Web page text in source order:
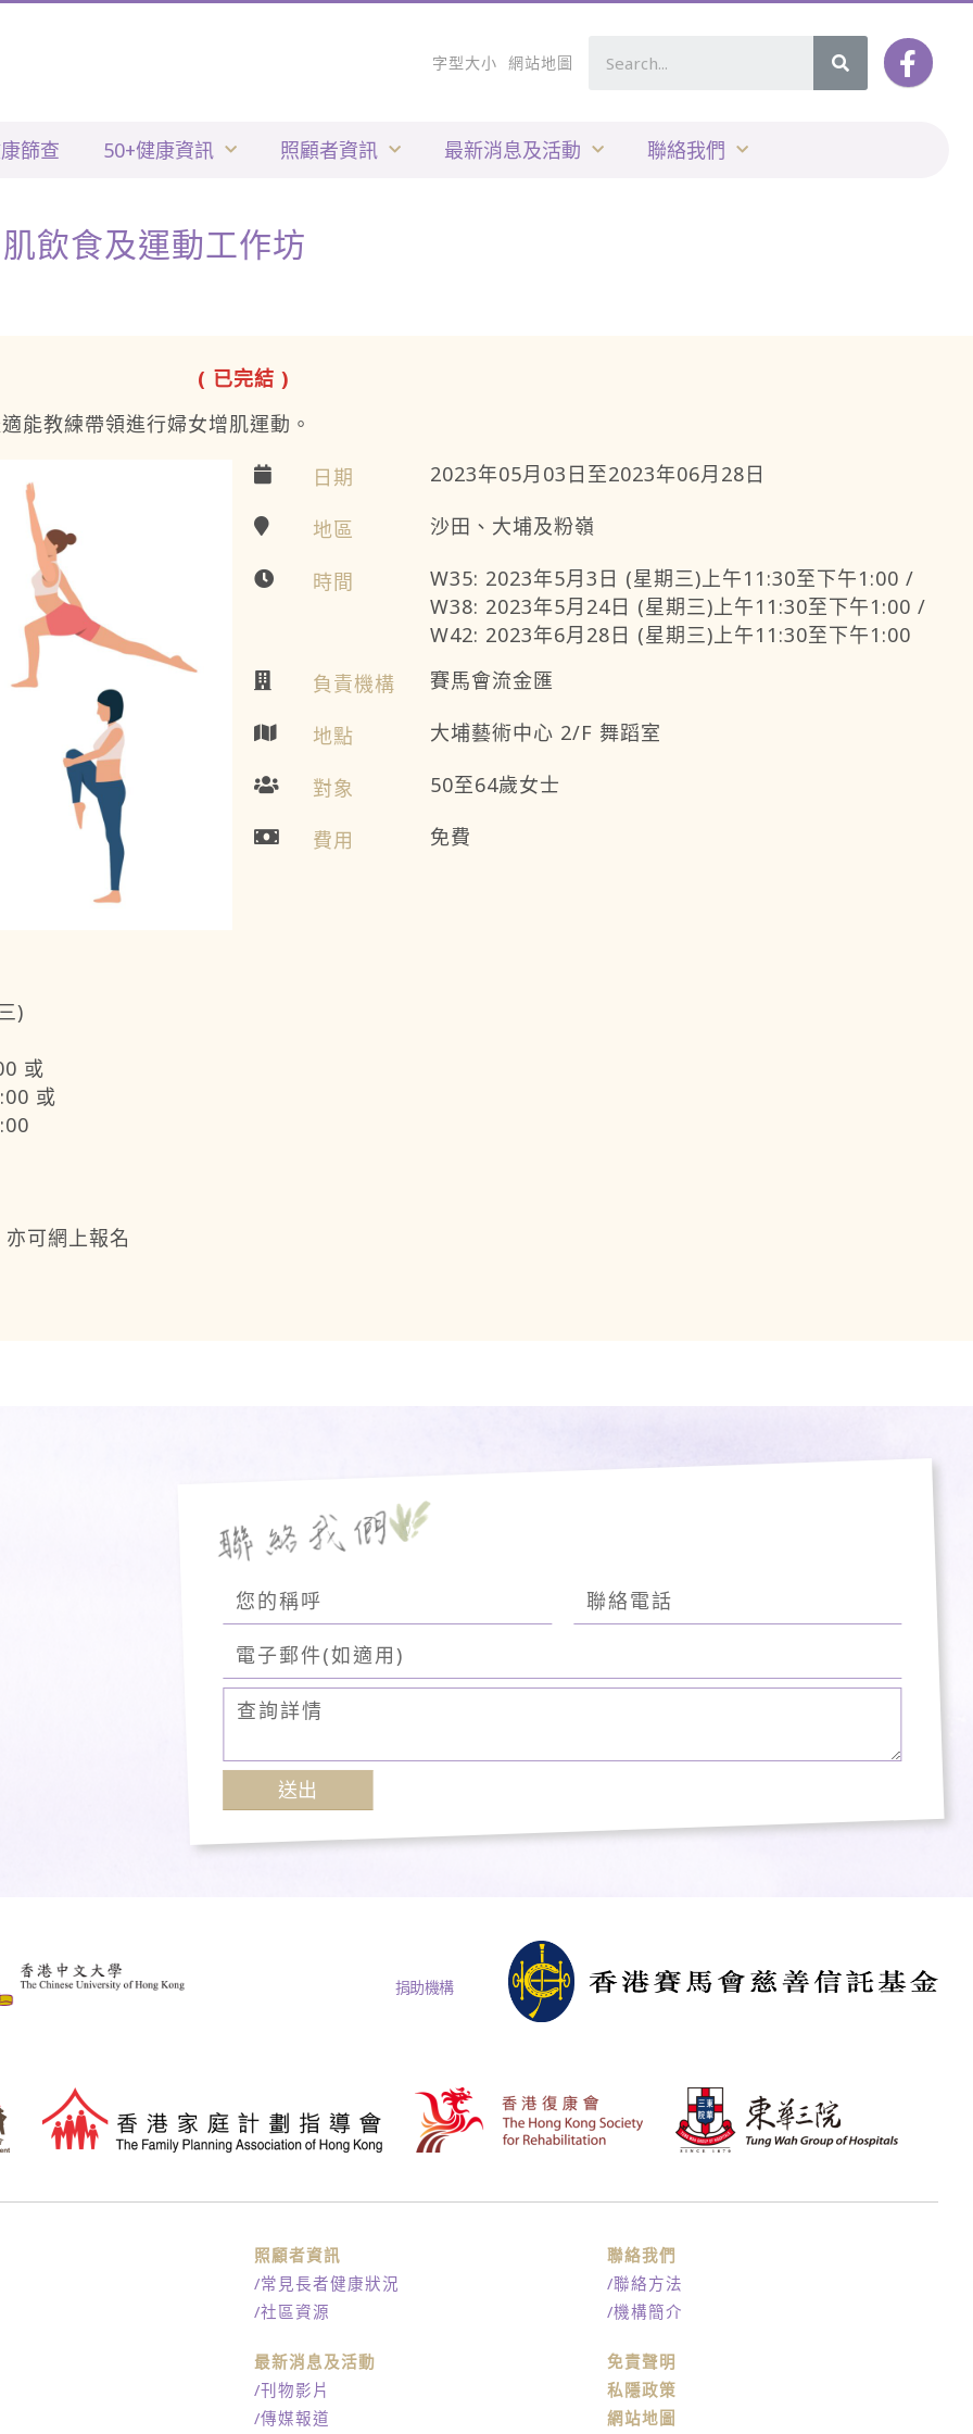
字型大小 網站地圖
篩查 50+健康資訊 照顧者資訊 最新消息及活動 聯絡我們
飲食及運動工作坊
( 已完結 )
能教練帶領進行婦女增肌運動。
日期 2023年05月03日至2023年06月28日
地區 沙田、大埔及粉嶺
時間
W35: 2023年5月3日 (星期三)上午11:30至下午1:00 /
W38: 2023年5月24日 (星期三)上午11:30至下午1:00 /
W42: 2023年6月28日 (星期三)上午11:30至下午1:00
負責機構
賽馬會流金匯
地點 大埔藝術中心 2/F 舞蹈室
對象 50至64歲女士
費用 免費
)
或
或
可網上報名
捐助機構
照顧者資訊
/常見長者健康狀況
/社區資源
最新消息及活動
/刊物影片
/傳媒報道
聯絡我們
/聯絡方法
/機構簡介
免責聲明
私隱政策
網站地圖